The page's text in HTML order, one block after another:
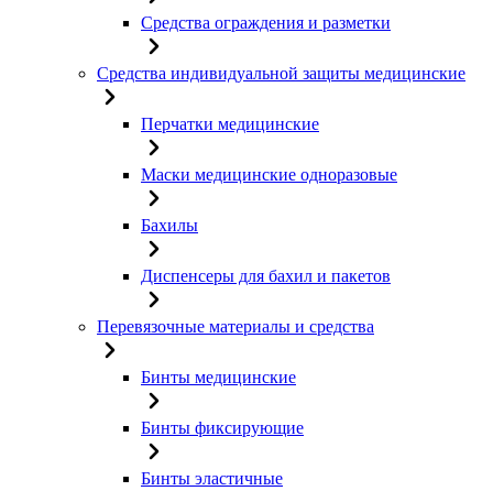
Средства ограждения и разметки
Средства индивидуальной защиты медицинские
Перчатки медицинские
Маски медицинские одноразовые
Бахилы
Диспенсеры для бахил и пакетов
Перевязочные материалы и средства
Бинты медицинские
Бинты фиксирующие
Бинты эластичные